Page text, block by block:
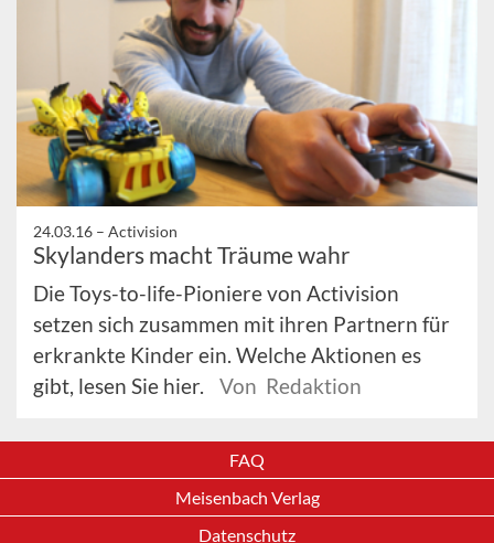
24.03.16 – Activision
Skylanders macht Träume wahr
Die Toys-to-life-Pioniere von Activision
setzen sich zusammen mit ihren Partnern für
erkrankte Kinder ein. Welche Aktionen es
gibt, lesen Sie hier.
Von Redaktion
FAQ
Meisenbach Verlag
Datenschutz